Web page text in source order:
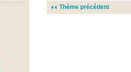
Thème précédent